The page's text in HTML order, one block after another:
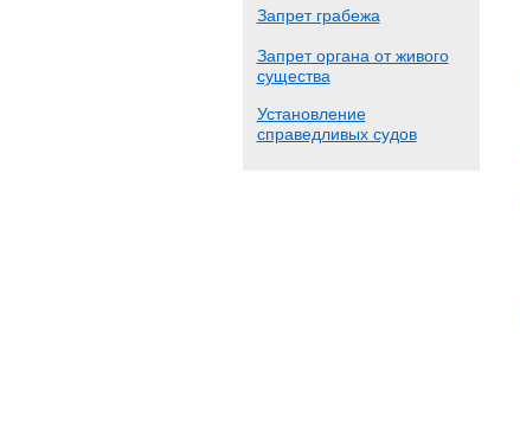
Запрет грабежа
Запрет органа от живого
существа
Установление
справедливых судов